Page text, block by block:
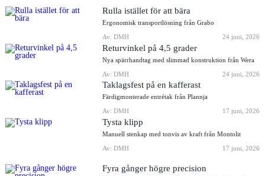
Rulla istället för att bära
Ergonomisk transportlösning från Grabo
Av: DMH
24 juni, 2026
Returvinkel på 4,5 grader
Nya spärrhandtag med slimmad konstruktion från Wera
Av: DMH
24 juni, 2026
Taklagsfest på en kafferast
Färdigmonterade entrétak från Plannja
Av: DMH
17 juni, 2026
Tysta klipp
Manuell stenkap med tonvis av kraft från Montolit
Av: DMH
17 juni, 2026
Fyra gånger högre precision